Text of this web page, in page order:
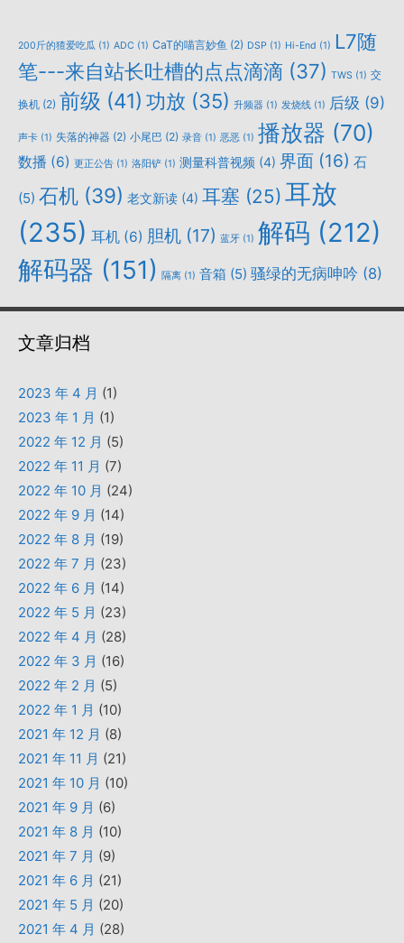
200斤的猹爱吃瓜 (1) ADC (1) CaT的喵言妙鱼 (2) DSP (1) Hi-End (1) L7随
笔---来自站长吐槽的点点滴滴 (37) TWS (1) 交
换机 (2) 前级 (41) 功放 (35) 升频器 (1) 发烧线 (1) 后级 (9)
声卡 (1) 失落的神器 (2) 小尾巴 (2) 录音 (1) 恶恶 (1) 播放器 (70)
数播 (6) 更正公告 (1) 洛阳铲 (1) 测量科普视频 (4) 界面 (16) 石
(5) 石机 (39) 老文新读 (4) 耳塞 (25) 耳放
(235) 耳机 (6) 胆机 (17) 蓝牙 (1) 解码 (212)
解码器 (151) 隔离 (1) 音箱 (5) 骚绿的无病呻吟 (8)
文章归档
2023 年 4 月 (1)
2023 年 1 月 (1)
2022 年 12 月 (5)
2022 年 11 月 (7)
2022 年 10 月 (24)
2022 年 9 月 (14)
2022 年 8 月 (19)
2022 年 7 月 (23)
2022 年 6 月 (14)
2022 年 5 月 (23)
2022 年 4 月 (28)
2022 年 3 月 (16)
2022 年 2 月 (5)
2022 年 1 月 (10)
2021 年 12 月 (8)
2021 年 11 月 (21)
2021 年 10 月 (10)
2021 年 9 月 (6)
2021 年 8 月 (10)
2021 年 7 月 (9)
2021 年 6 月 (21)
2021 年 5 月 (20)
2021 年 4 月 (28)